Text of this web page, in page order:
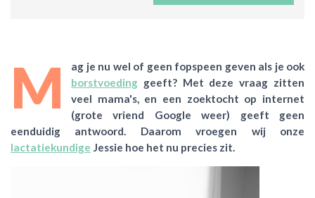
M
ag je nu wel of geen fopspeen geven als je ook
borstvoeding geeft? Met deze vraag zitten
veel mama's, en een zoektocht op internet
(grote vriend Google weer) geeft geen
eenduidig antwoord. Daarom vroegen wij onze
lactatiekundige Jessie hoe het nu precies zit.